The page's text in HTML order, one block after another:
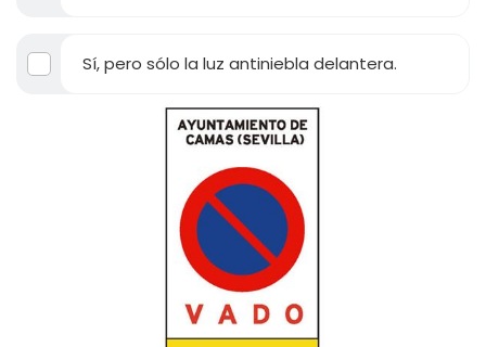
Sí, pero sólo la luz antiniebla delantera.